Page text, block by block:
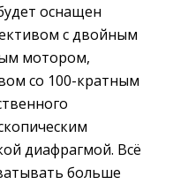
оснащен
с двойным
мотором,
со 100-кратным
диафрагмой. Всё
больше